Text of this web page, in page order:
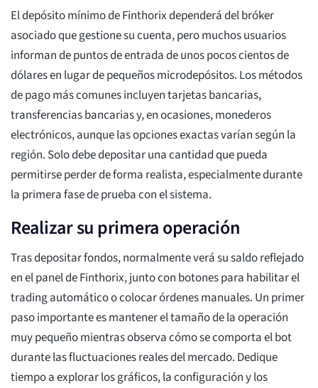
El depósito mínimo de Finthorix dependerá del bróker
asociado que gestione su cuenta, pero muchos usuarios
informan de puntos de entrada de unos pocos cientos de
dólares en lugar de pequeños microdepósitos. Los métodos
de pago más comunes incluyen tarjetas bancarias,
transferencias bancarias y, en ocasiones, monederos
electrónicos, aunque las opciones exactas varían según la
región. Solo debe depositar una cantidad que pueda
permitirse perder de forma realista, especialmente durante
la primera fase de prueba con el sistema.
Realizar su primera operación
Tras depositar fondos, normalmente verá su saldo reflejado
en el panel de Finthorix, junto con botones para habilitar el
trading automático o colocar órdenes manuales. Un primer
paso importante es mantener el tamaño de la operación
muy pequeño mientras observa cómo se comporta el bot
durante las fluctuaciones reales del mercado. Dedique
tiempo a explorar los gráficos, la configuración y los